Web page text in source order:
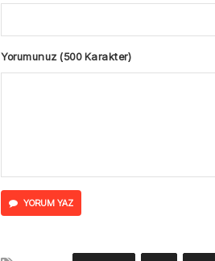
Yorumunuz (500 Karakter)
YORUM YAZ